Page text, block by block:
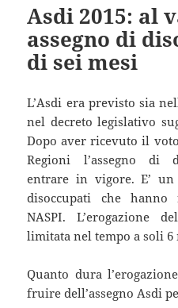
Asdi 2015: al
assegno di
di sei mesi
L’Asdi era previsto sia
nel decreto legislativo
Dopo aver ricevuto il
Regioni l’assegno di
entrare in vigore. E’
disoccupati che
NASPI. L’erogazione
limitata nel tempo a soli 6
Quanto dura
fruire dell’assegno Asdi